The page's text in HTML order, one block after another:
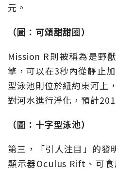
元。
（圖：可頌甜甜圈）
Mission R則被稱為是野
擎，可以在3秒內從靜止
型泳池則位於紐約東河上
對河水進行淨化，預計
（圖：十字型泳池）
第三，「引人注目」的發
顯示器Oculus Rift、可